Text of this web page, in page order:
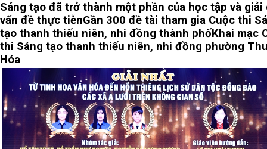
Sáng tạo đã trở thành một phần của học tập và giải
vấn đề thực tiễnGần 300 đề tài tham gia Cuộc thi
tạo thanh thiếu niên, nhi đồng thành phốKhai mạc
thi Sáng tạo thanh thiếu niên, nhi đồng phường
Hóa